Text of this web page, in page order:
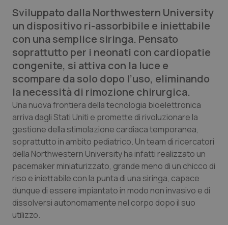
Lettere al direttore
Edizioni Regionali
QS Pro
Professionisti Sanitari.AI
Abruzzo
Basilicata
Calabria
Campania
Emilia-Romagna
QS Pro Gold
Artrite & artrosi
Asma & BPCO
Car-T
Colesterolo & coronaropatie
QS Club Newsletter
Sviluppato dalla Northwestern University
un dispositivo ri-assorbibile e iniettabile
con una semplice siringa. Pensato
soprattutto per i neonati con cardiopatie
congenite, si attiva con la luce e
scompare da solo dopo l’uso, eliminando
la necessità di rimozione chirurgica.
Una nuova frontiera della tecnologia bioelettronica
arriva dagli Stati Uniti e promette di rivoluzionare la
gestione della stimolazione cardiaca temporanea,
soprattutto in ambito pediatrico. Un team di ricercatori
della Northwestern University ha infatti realizzato un
pacemaker miniaturizzato, grande meno di un chicco di
riso e iniettabile con la punta di una siringa, capace
dunque di essere impiantato in modo non invasivo e di
dissolversi autonomamente nel corpo dopo il suo
utilizzo.